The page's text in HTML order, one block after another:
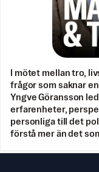
I mötet mellan tro,
frågor som saknar
Yngve Göransson
erfarenheter,
personliga till det
förstå mer än det